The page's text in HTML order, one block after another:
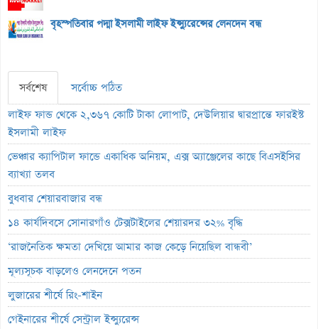
বৃহস্পতিবার পদ্মা ইসলামী লাইফ ইন্স্যুরেন্সের লেনদেন বন্ধ
সর্বশেষ
সর্বোচ্চ পঠিত
লাইফ ফান্ড থেকে ২,৩৬৭ কোটি টাকা লোপাট, দেউলিয়ার দ্বারপ্রান্তে ফারইস্ট
ইসলামী লাইফ
ভেঞ্চার ক্যাপিটাল ফান্ডে একাধিক অনিয়ম, এক্স অ্যাঞ্জেলের কাছে বিএসইসির
ব্যাখ্যা তলব
বুধবার শেয়ারবাজার বন্ধ
১৪ কার্যদিবসে সোনারগাঁও টেক্সটাইলের শেয়ারদর ৩২% বৃদ্ধি
‘রাজনৈতিক ক্ষমতা দেখিয়ে আমার কাজ কেড়ে নিয়েছিল বান্ধবী’
মূল্যসূচক বাড়লেও লেনদেনে পতন
লুজারের শীর্ষে রিং-শাইন
গেইনারের শীর্ষে সেন্ট্রাল ইন্স্যুরেন্স